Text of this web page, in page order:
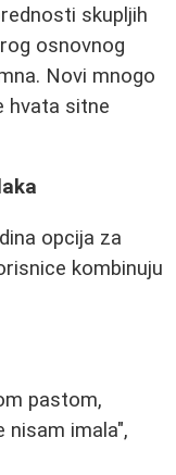
skupljih
osnovnog
Novi mnogo
hvata sitne
opcija za
kombinuju
pastom,
nisam imala",